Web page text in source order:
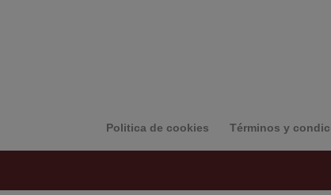
Politica de cookies Términos y